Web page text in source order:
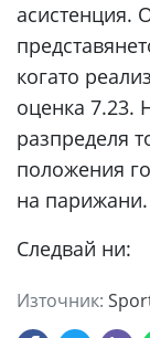
асистенция.
когато
оценка 7.23.
разпределя
положения
на парижани.
Следвай ни:
Източник: